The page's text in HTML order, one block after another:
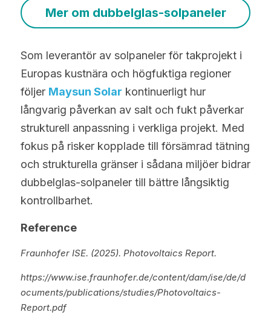
Mer om dubbelglas-solpaneler
Som leverantör av solpaneler för takprojekt i
Europas kustnära och högfuktiga regioner
följer Maysun Solar kontinuerligt hur
långvarig påverkan av salt och fukt påverkar
strukturell anpassning i verkliga projekt. Med
fokus på risker kopplade till försämrad tätning
och strukturella gränser i sådana miljöer bidrar
dubbelglas-solpaneler till bättre långsiktig
kontrollbarhet.
Reference
Fraunhofer ISE. (2025). Photovoltaics Report.
https://www.ise.fraunhofer.de/content/dam/ise/de/d
ocuments/publications/studies/Photovoltaics-
Report.pdf